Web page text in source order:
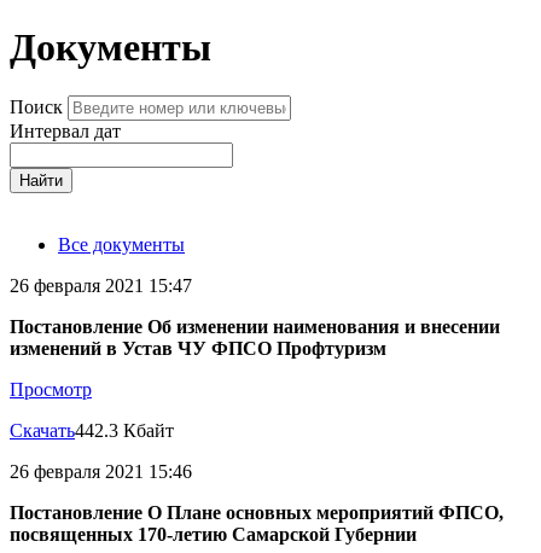
Документы
Поиск
Интервал дат
Найти
Все документы
26 февраля 2021 15:47
Постановление Об изменении наименования и внесении
изменений в Устав ЧУ ФПСО Профтуризм
Просмотр
Скачать442.3 Кбайт
26 февраля 2021 15:46
Постановление О Плане основных мероприятий ФПСО,
посвященных 170-летию Самарской Губернии